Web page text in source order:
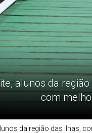
alunos da
com
da região das ilhas,